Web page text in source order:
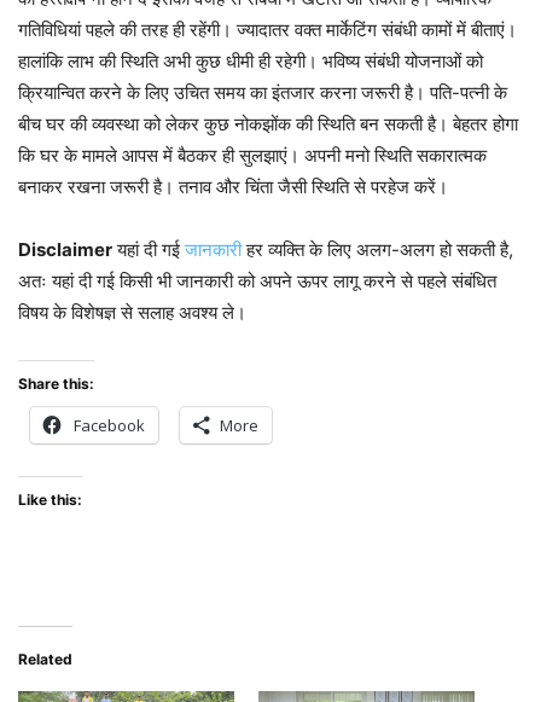
गतिविधियां पहले की तरह ही रहेंगी। ज्यादातर वक्त मार्केटिंग संबंधी कामों में बीताएं।
हालांकि लाभ की स्थिति अभी कुछ धीमी ही रहेगी। भविष्य संबंधी योजनाओं को
क्रियान्वित करने के लिए उचित समय का इंतजार करना जरूरी है। पति-पत्नी के
बीच घर की व्यवस्था को लेकर कुछ नोकझोंक की स्थिति बन सकती है। बेहतर होगा
कि घर के मामले आपस में बैठकर ही सुलझाएं। अपनी मनो स्थिति सकारात्मक
बनाकर रखना जरूरी है। तनाव और चिंता जैसी स्थिति से परहेज करें।
Disclaimerयहां दी गईजानकारीहर व्यक्ति के लिए अलग-अलग हो सकती है,
अतः यहां दी गई किसी भी जानकारी को अपने ऊपर लागू करने से पहले संबंधित
विषय के विशेषज्ञ से सलाह अवश्य ले।
Share this:
Facebook More
Like this:
Related